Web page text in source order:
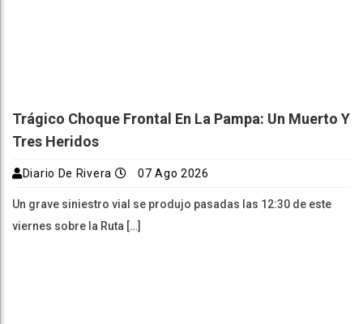
Trágico Choque Frontal En La Pampa: Un Muerto Y
Tres Heridos
Diario De Rivera 07 Ago 2026
Un grave siniestro vial se produjo pasadas las 12:30 de este
viernes sobre la Ruta […]